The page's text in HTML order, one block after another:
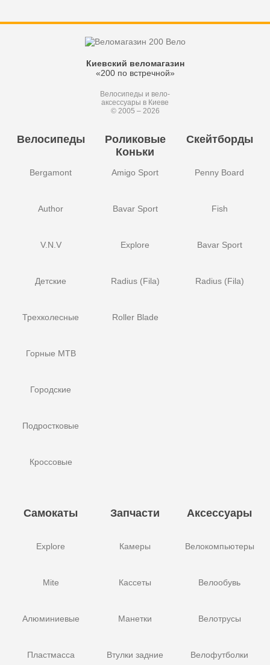
Киевский веломагазин
«200 по встречной»
Велосипеды и вело-
аксессуары в Киеве
© 2005 – 2026
Велосипеды
Bergamont
Author
V.N.V
Детские
Трехколесные
Горные MTB
Городские
Подростковые
Кроссовые
Роликовые
Коньки
Amigo Sport
Bavar Sport
Explore
Radius (Fila)
Roller Blade
Скейтборды
Penny Board
Fish
Bavar Sport
Radius (Fila)
Самокаты
Explore
Mite
Алюминиевые
Пластмасса
Запчасти
Камеры
Кассеты
Манетки
Втулки задние
Аксессуары
Велокомпьютеры
Велообувь
Велотрусы
Велофутболки